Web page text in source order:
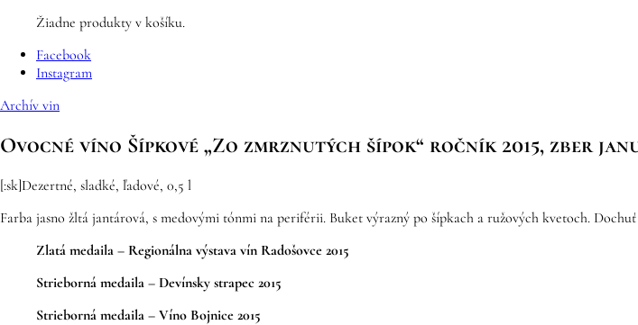
Žiadne produkty v košíku.
Facebook
Instagram
Archív vin
Ovocné víno Šípkové „Zo zmrznutých šípok“ ročník 2015, zber
[:sk]Dezertné, sladké, ľadové, 0,5 l
Farba jasno žltá jantárová, s medovými tónmi na periférii. Buket výrazný po šípkach a ružových kvetoch.
Zlatá medaila – Regionálna výstava vín Radošovce 2015
Strieborná medaila – Devínsky strapec 2015
Strieborná medaila – Víno Bojnice 2015